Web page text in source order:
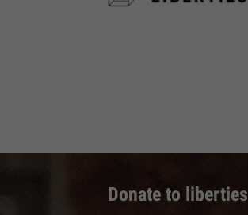
Donate to liberties